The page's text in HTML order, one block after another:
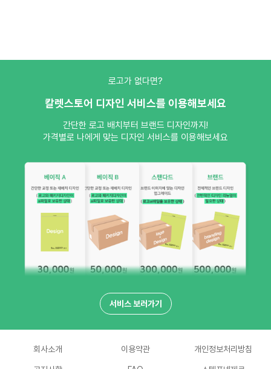
로고가 없다면?
칼렛스토어 디자인 서비스를 이용해보세요
간단한 로고 배치부터 브랜드 디자인까지!
가격별로 나에게 맞는 디자인 서비스를 이용해보세요
서비스 보러가기
회사소개 이용약관 개인정보처리방침